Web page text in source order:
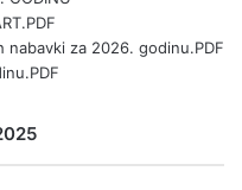
nabavki za 2026. godinu.PDF